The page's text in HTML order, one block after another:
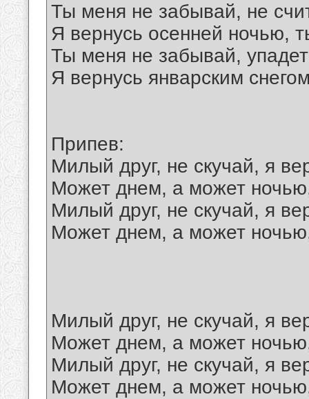
Ты меня не забывай, не
Я вернусь осенней ночью,
Ты меня не забывай,
Я вернусь январским
Припев:
Милый друг, не скучай, я
Может днем, а может
Милый друг, не скучай, я
Может днем, а может
Милый друг, не скучай, я
Может днем, а может
Милый друг, не скучай, я
Может днем, а может